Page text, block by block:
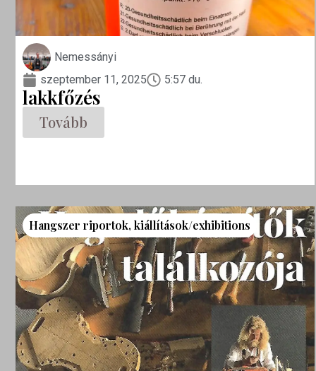
Nemessányi
szeptember 11, 2025
5:57 du.
lakkfőzés
Tovább
Hangszer riportok,kiállítások/exhibitions